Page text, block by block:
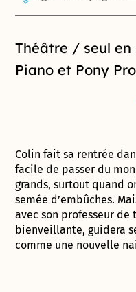
Théâtre / seul
Piano et Pony
Colin fait sa rentrée
facile de passer du
grands, surtout quand
semée d’embûches.
avec son professeur
bienveillante, guidera
comme une nouvelle